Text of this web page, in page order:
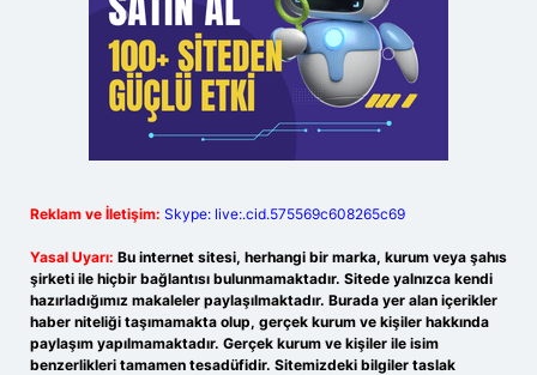
Reklam ve İletişim: Skype: live:.cid.575569c608265c69
Yasal Uyarı: Bu internet sitesi, herhangi bir marka, kurum veya şahıs
şirketi ile hiçbir bağlantısı bulunmamaktadır. Sitede yalnızca kendi
hazırladığımız makaleler paylaşılmaktadır. Burada yer alan içerikler
haber niteliği taşımamakta olup, gerçek kurum ve kişiler hakkında
paylaşım yapılmamaktadır. Gerçek kurum ve kişiler ile isim
benzerlikleri tamamen tesadüfidir. Sitemizdeki bilgiler taslak